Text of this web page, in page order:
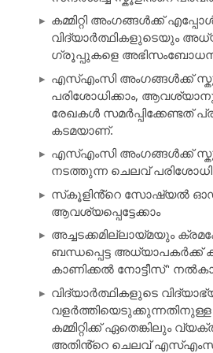
കമ്മിറ്റി അംഗങ്ങൾക്ക്
വിദ്യാർത്ഥികളുടെയും
ഗ്രൂപ്പുകളെ
എസ്എംസി അംഗങ്ങൾക്ക്
പരിശോധിക്കാം,
രേഖകൾ സമർപ്പിക്കേണ്ടത്
കടമയാണ്.
എസ്എംസി അംഗങ്ങൾക്ക്
നടത്തുന്ന ചെലവ്
സ്‌കൂളിൻ്റെ സോഷ്യൽ
ആവശ്യപ്പെട്ടേക്കാം
അച്ചടക്കമില്ലായ്മയും
ബന്ധപ്പെട്ട അധ്യാപകർക്ക്
കാണിക്കൽ നോട്ടീസ്"
വിദ്യാർത്ഥികളുടെ
വളർത്തിയെടുക്കുന്നതിനുള്ള
കമ്മിറ്റിക്ക് ഏതെങ്കിലും
അതിൻ്റെ ചെലവ്